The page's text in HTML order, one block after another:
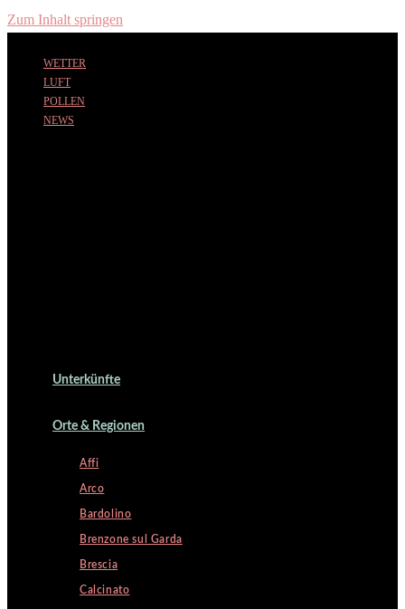
Zum Inhalt springen
WETTER
LUFT
POLLEN
NEWS
Unterkünfte
Orte & Regionen
Affi
Arco
Bardolino
Brenzone sul Garda
Brescia
Calcinato